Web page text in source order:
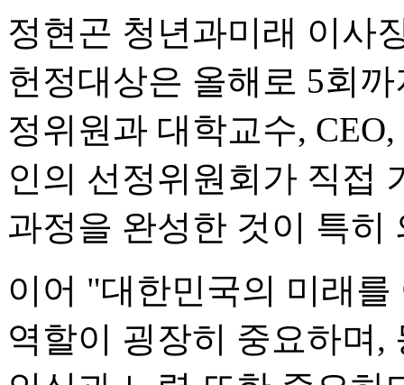
정현곤 청년과미래 이사
헌정대상은 올해로 5회
정위원과 대학교수,
인의 선정위원회가 직접
과정을 완성한 것이 특히
이어 "대한민국의 미래
역할이 굉장히 중요하며,